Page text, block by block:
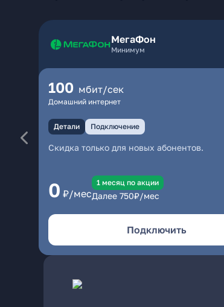
МегаФон
Минимум
100 мбит/сек
Домашний интернет
Детали Подключение
Скидка только для новых абонентов.
0 ₽/мес
1 месяц по акции
Далее 750₽/мес
Подключить